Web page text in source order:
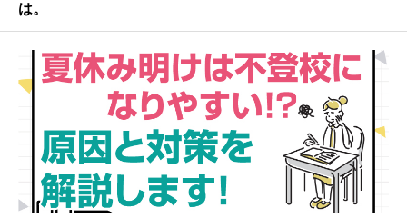
は。